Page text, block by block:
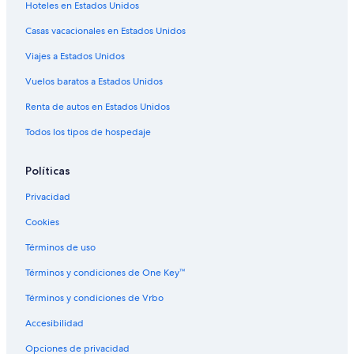
Hoteles para fumadores en Playa Bonita
Hoteles que aceptan mascotas en Playa Bonita
Hoteles con spa en Bariloche
Hoteles para ir de compras en Bariloche
Hoteles de ski en Bariloche
Hoteles de lujo en Bariloche
Hoteles históricos en Bariloche
Hoteles baratos en Bariloche
Hoteles cerca del lago en Bariloche
Hoteles con aire acondicionado en Bariloche
Hoteles con bar en Bariloche
Hoteles con cocina en Bariloche
Hoteles con desayuno incluido en Bariloche
Hoteles con guardería en Bariloche
Hoteles en Estados Unidos
Casas vacacionales en Estados Unidos
Viajes a Estados Unidos
Vuelos baratos a Estados Unidos
Renta de autos en Estados Unidos
Todos los tipos de hospedaje
Políticas
Privacidad
Cookies
Términos de uso
Términos y condiciones de One Key™
Términos y condiciones de Vrbo
Accesibilidad
Opciones de privacidad